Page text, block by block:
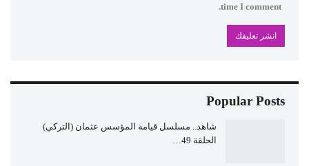
time I comment.
Popular Posts
شاهد.. مسلسل قيامة المؤسس عثمان (التركي)
الحلقة 49…